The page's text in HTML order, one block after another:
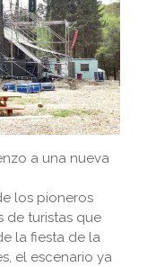
a una nueva
los pioneros
de turistas que
la fiesta de la
el escenario ya